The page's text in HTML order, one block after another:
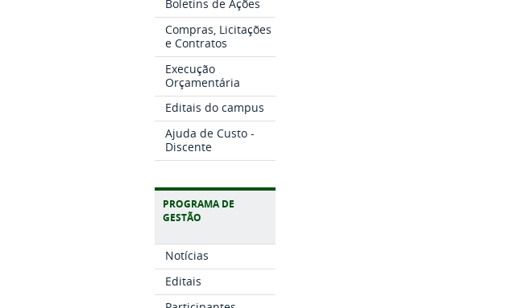
Boletins de Ações
Compras, Licitações
e Contratos
Execução
Orçamentária
Editais do campus
Ajuda de Custo -
Discente
PROGRAMA DE
GESTÃO
Notícias
Editais